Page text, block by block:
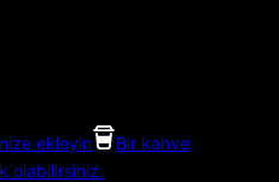
ekleyin
Bir kahve
olabilirsiniz.